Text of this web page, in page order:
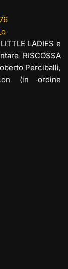
l
Li
n
k
vi
di
LADIES e
RISCOSSA
Perciballi,
(in ordine